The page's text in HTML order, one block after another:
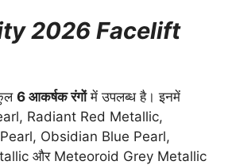
2026 Facelift
6 आकर्षक रंगोंमें उपलब्ध है। इनमें
Radiant Red Metallic,
Obsidian Blue Pearl,
और Meteoroid Grey Metallic